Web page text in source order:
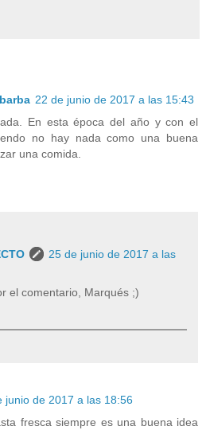
22 de junio de 2017 a las 15:43
En esta época del año y con el
no hay nada como una buena
una comida.
25 de junio de 2017 a las
el comentario, Marqués ;)
junio de 2017 a las 18:56
fresca siempre es una buena idea